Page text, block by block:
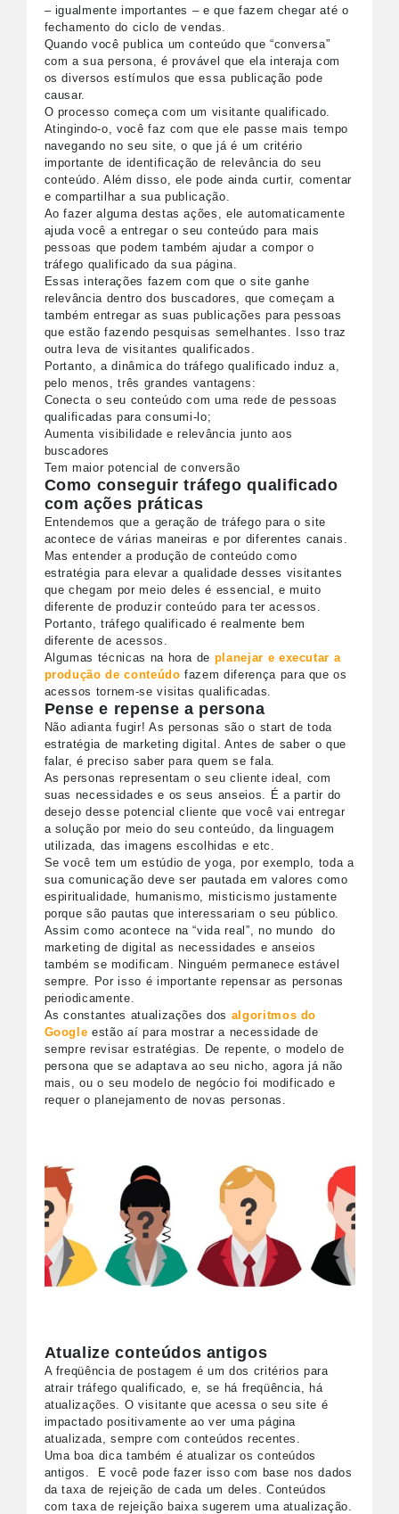
– igualmente importantes – e que fazem chegar até o
fechamento do ciclo de vendas.
Quando você publica um conteúdo que “conversa”
com a sua persona, é provável que ela interaja com
os diversos estímulos que essa publicação pode
causar.
O processo começa com um visitante qualificado.
Atingindo-o, você faz com que ele passe mais tempo
navegando no seu site, o que já é um critério
importante de identificação de relevância do seu
conteúdo. Além disso, ele pode ainda curtir, comentar
e compartilhar a sua publicação.
Ao fazer alguma destas ações, ele automaticamente
ajuda você a entregar o seu conteúdo para mais
pessoas que podem também ajudar a compor o
tráfego qualificado da sua página.
Essas interações fazem com que o site ganhe
relevância dentro dos buscadores, que começam a
também entregar as suas publicações para pessoas
que estão fazendo pesquisas semelhantes. Isso traz
outra leva de visitantes qualificados.
Portanto, a dinâmica do tráfego qualificado induz a,
pelo menos, três grandes vantagens:
Conecta o seu conteúdo com uma rede de pessoas
qualificadas para consumi-lo;
Aumenta visibilidade e relevância junto aos
buscadores
Tem maior potencial de conversão
Como conseguir tráfego qualificado
com ações práticas
Entendemos que a geração de tráfego para o site
acontece de várias maneiras e por diferentes canais.
Mas entender a produção de conteúdo como
estratégia para elevar a qualidade desses visitantes
que chegam por meio deles é essencial, e muito
diferente de produzir conteúdo para ter acessos.
Portanto, tráfego qualificado é realmente bem
diferente de acessos.
Algumas técnicas na hora de planejar e executar a
produção de conteúdo fazem diferença para que os
acessos tornem-se visitas qualificadas.
Pense e repense a persona
Não adianta fugir! As personas são o start de toda
estratégia de marketing digital. Antes de saber o que
falar, é preciso saber para quem se fala.
As personas representam o seu cliente ideal, com
suas necessidades e os seus anseios. É a partir do
desejo desse potencial cliente que você vai entregar
a solução por meio do seu conteúdo, da linguagem
utilizada, das imagens escolhidas e etc.
Se você tem um estúdio de yoga, por exemplo, toda a
sua comunicação deve ser pautada em valores como
espiritualidade, humanismo, misticismo justamente
porque são pautas que interessariam o seu público.
Assim como acontece na “vida real”, no mundo do
marketing de digital as necessidades e anseios
também se modificam. Ninguém permanece estável
sempre. Por isso é importante repensar as personas
periodicamente.
As constantes atualizações dos algoritmos do
Google estão aí para mostrar a necessidade de
sempre revisar estratégias. De repente, o modelo de
persona que se adaptava ao seu nicho, agora já não
mais, ou o seu modelo de negócio foi modificado e
requer o planejamento de novas personas.
Atualize conteúdos antigos
A freqüência de postagem é um dos critérios para
atrair tráfego qualificado, e, se há freqüência, há
atualizações. O visitante que acessa o seu site é
impactado positivamente ao ver uma página
atualizada, sempre com conteúdos recentes.
Uma boa dica também é atualizar os conteúdos
antigos. E você pode fazer isso com base nos dados
da taxa de rejeição de cada um deles. Conteúdos
com taxa de rejeição baixa sugerem uma atualização.